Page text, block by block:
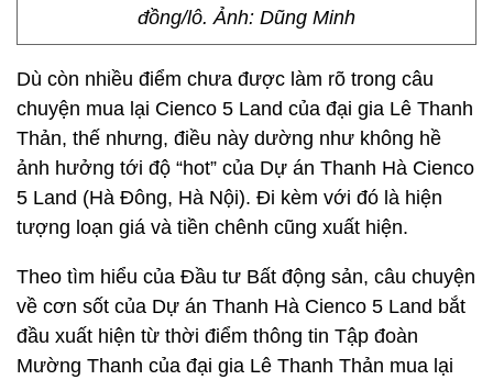
đồng/lô. Ảnh: Dũng Minh
Dù còn nhiều điểm chưa được làm rõ trong câu
chuyện mua lại Cienco 5 Land của đại gia Lê Thanh
Thản, thế nhưng, điều này dường như không hề
ảnh hưởng tới độ “hot” của Dự án Thanh Hà Cienco
5 Land (Hà Đông, Hà Nội). Đi kèm với đó là hiện
tượng loạn giá và tiền chênh cũng xuất hiện.
Theo tìm hiểu của Đầu tư Bất động sản, câu chuyện
về cơn sốt của Dự án Thanh Hà Cienco 5 Land bắt
đầu xuất hiện từ thời điểm thông tin Tập đoàn
Mường Thanh của đại gia Lê Thanh Thản mua lại